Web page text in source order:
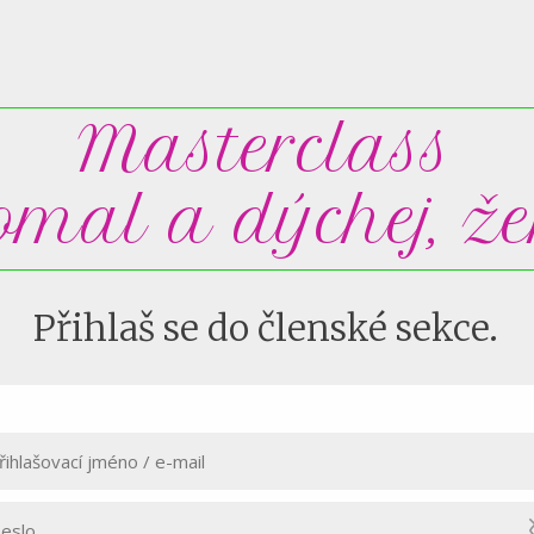
Masterclass
a dýchej,
Přihlaš se do členské sekce.